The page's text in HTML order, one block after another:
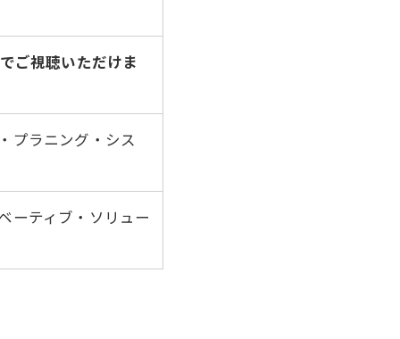
ご視聴いただけま
プラニング・シス
ーティブ・ソリュー